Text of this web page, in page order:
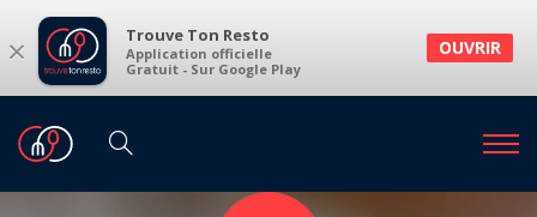
× Trouve Ton Resto
Application officielle
Gratuit - Sur Google Play
OUVRIR